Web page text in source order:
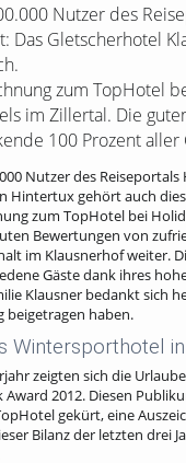
Nutzer des
Das Gletscherhotel
zum TopHotel
im Zillertal. Die
100 Prozent aller
Nutzer des
Hintertux gehört auch
zum TopHotel bei
Bewertungen von
im Klausnerhof weiter.
Gäste dank ihres
Klausner bedankt sich
beigetragen haben.
Wintersporthotel
zeigten sich die
Award 2012. Diesen
gekürt, eine
Bilanz der letzten drei